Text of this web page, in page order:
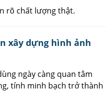
rõ chất lượng thật.
xây dựng hình ảnh
ngày càng quan tâm
tính minh bạch trở thành